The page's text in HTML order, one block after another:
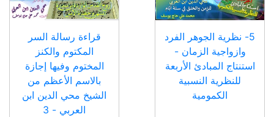
5- نظرية الجوهر الفرد
وازواجية الزمان -
استنتاج المبادئ الأربعة
للنظرية النسبية
الكمومية
قراءة رسالة السر
المكتوم والكنز
المختوم وفيها إجازة
بالاسم الأعظم من
الشيخ محي الدين ابن
العربي - 3